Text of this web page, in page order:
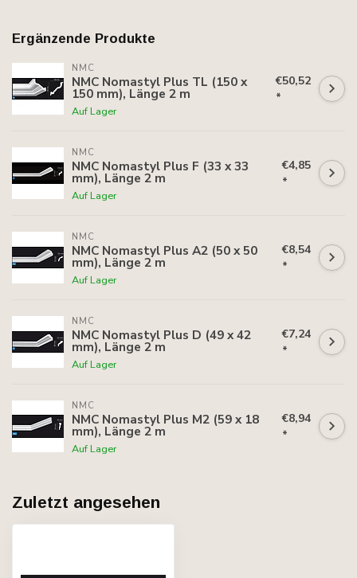
Ergänzende Produkte
NMC
NMC Nomastyl Plus TL (150 x
150 mm), Länge 2 m
Auf Lager
€50,52
*
NMC
NMC Nomastyl Plus F (33 x 33
mm), Länge 2 m
Auf Lager
€4,85
*
NMC
NMC Nomastyl Plus A2 (50 x 50
mm), Länge 2 m
Auf Lager
€8,54
*
NMC
NMC Nomastyl Plus D (49 x 42
mm), Länge 2 m
Auf Lager
€7,24
*
NMC
NMC Nomastyl Plus M2 (59 x 18
mm), Länge 2 m
Auf Lager
€8,94
*
Zuletzt angesehen